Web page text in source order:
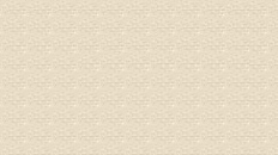
姓名：
病情描
专家回
1、通过
2、通